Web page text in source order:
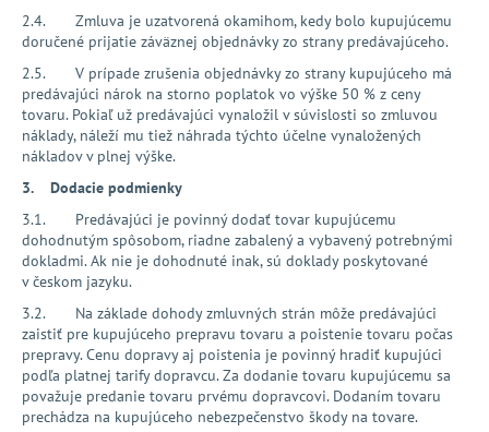
2.4. Zmluva je uzatvorená okamihom, kedy bolo kupujúcemu
doručené prijatie záväznej objednávky zo strany predávajúceho.
2.5. V prípade zrušenia objednávky zo strany kupujúceho má
predávajúci nárok na storno poplatok vo výške 50 % z ceny
tovaru. Pokiaľ už predávajúci vynaložil v súvislosti so zmluvou
náklady, náleží mu tiež náhrada týchto účelne vynaložených
nákladov v plnej výške.
3. Dodacie podmienky
3.1. Predávajúci je povinný dodať tovar kupujúcemu
dohodnutým spôsobom, riadne zabalený a vybavený potrebnými
dokladmi. Ak nie je dohodnuté inak, sú doklady poskytované
v českom jazyku.
3.2. Na základe dohody zmluvných strán môže predávajúci
zaistiť pre kupujúceho prepravu tovaru a poistenie tovaru počas
prepravy. Cenu dopravy aj poistenia je povinný hradiť kupujúci
podľa platnej tarify dopravcu. Za dodanie tovaru kupujúcemu sa
považuje predanie tovaru prvému dopravcovi. Dodaním tovaru
prechádza na kupujúceho nebezpečenstvo škody na tovare.